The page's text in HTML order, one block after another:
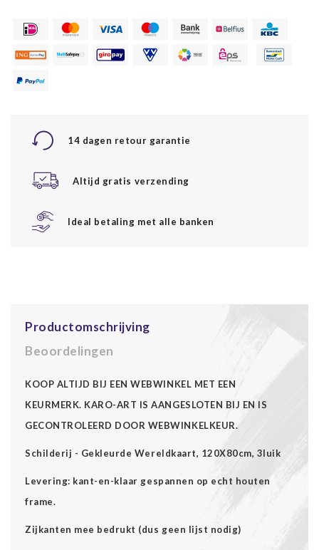
14 dagen retour garantie
Altijd gratis verzending
Ideal betaling met alle banken
Productomschrijving
Beoordelingen
KOOP ALTIJD BIJ EEN WEBWINKEL MET EEN
KEURMERK. KARO-ART IS AANGESLOTEN BIJ EN IS
GECONTROLEERD DOOR WEBWINKELKEUR.
Schilderij - Gekleurde Wereldkaart, 120X80cm, 3luik
Levering: kant-en-klaar gespannen op echt houten
frame.
Zijkanten mee bedrukt (dus geen lijst nodig)